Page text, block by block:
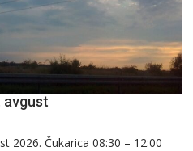
avgust
2026. Čukarica 08:30 – 12:00